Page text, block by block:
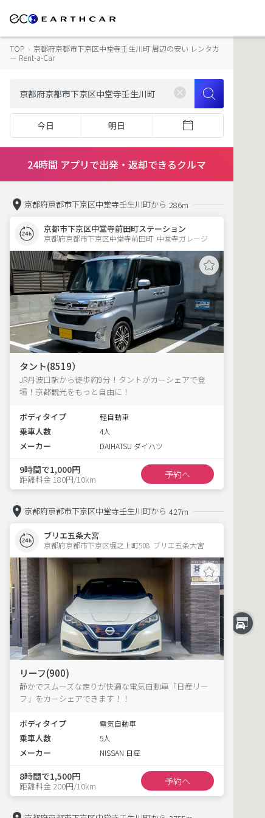
TOP › 京都府京都市下京区中堂寺壬生川町 周辺の安い レンタカ
ー Rent-a-Car
今日 明日
24時間 アプリで出発・返却できるクルマ
京都府京都市下京区中堂寺壬生川町から 286m
京都市下京区中堂寺前田町ステーション
京都府京都市下京区中堂寺前田町  中堂寺ガレージ
タント(8519）
JR丹波口駅から徒歩約9分！タントがカーシェアで登
場！京都観光をもっと自由に！
ボディタイプ 軽自動車
乗車人数 4人
メーカー DAIHATSU ダイハツ
9時間で1,000円
距離料金 180円/10km 予約へ
京都府京都市下京区中堂寺壬生川町から 427m
ブリエ五条大宮
京都府京都市下京区堀之上町508  ブリエ五条大宮
リーフ(900)
静かでスムーズな走りが快適な電気自動車「日産リー
フ」をカーシェアできます！！
ボディタイプ 電気自動車
乗車人数 5人
メーカー NISSAN 日産
8時間で1,500円
距離料金 200円/10km 予約へ